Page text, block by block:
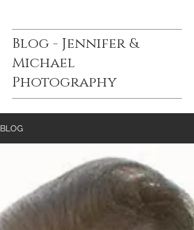
Blog - Jennifer &
Michael
Photography
BLOG